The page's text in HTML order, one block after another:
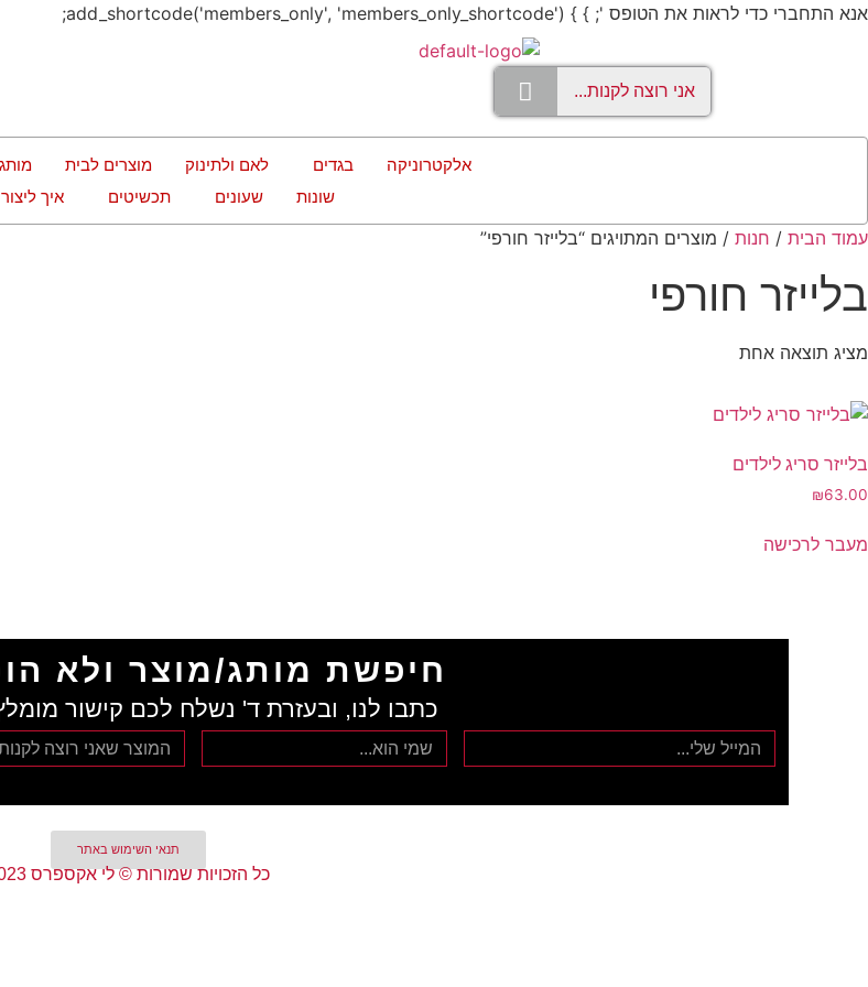
אנא התחברי כדי לראות את הטופס '; } } add_shortcode('members_only', 'members_only_shortcode');
אלקטרוניקה בגדים לאם ולתינוק מוצרים לבית
שונות
שעונים תכשיטים איך
עמוד הבית / חנות / מוצרים המתויגים “בלייזר חורפי”
בלייזר חורפי
מציג תוצאה אחת
בלייזר סריג לילדים
₪63.00
מעבר לרכישה
חיפשת מותג/מוצר ולא
כתבו לנו, ובעזרת ד' נשלח לכם קישור
תנאי השימוש באתר
כל הזכויות שמורות © לי אקספרס 2023